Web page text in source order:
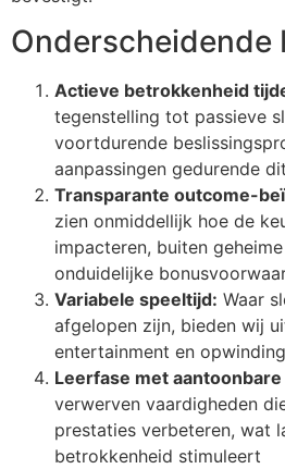
per sale
Forum
giriş
escort
Onderscheidende
Actieve betrokkenheid
tegenstelling tot passieve
voortdurende
aanpassingen gedurende
Transparante outcome-
zien onmiddellijk hoe de
impacteren, buiten
onduidelijke
Variabele speeltijd: Waar
afgelopen zijn, bieden wij
entertainment en
Leerfase met
verwerven vaardigheden
prestaties verbeteren, wat
betrokkenheid stimuleert